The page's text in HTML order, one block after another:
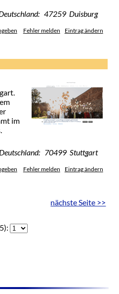
47259 Duisburg
Fehler melden Eintrag ändern
im
Deutschland: 70499 Stuttgart
Fehler melden Eintrag ändern
nächste Seite >>